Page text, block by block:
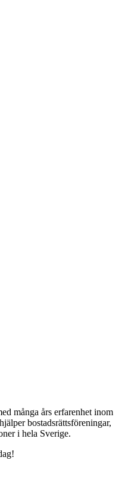
många års erfarenhet inom
bostadsrättsföreningar,
i hela Sverige.